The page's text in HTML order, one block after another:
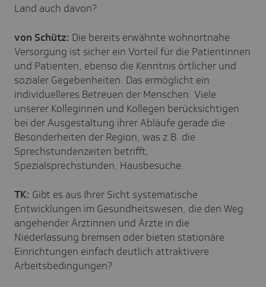
Land auch davon?
von Schütz: Die bereits erwähnte wohnortnahe
Versorgung ist sicher ein Vorteil für die Patientinnen
und Patienten, ebenso die Kenntnis örtlicher und
sozialer Gegebenheiten. Das ermöglicht ein
individuelleres Betreuen der Menschen. Viele
unserer Kolleginnen und Kollegen berücksichtigen
bei der Ausgestaltung ihrer Abläufe gerade die
Besonderheiten der Region, was z.B. die
Sprechstundenzeiten betrifft,
Spezialsprechstunden, Hausbesuche.
TK: Gibt es aus Ihrer Sicht systematische
Entwicklungen im Gesundheitswesen, die den Weg
angehender Ärztinnen und Ärzte in die
Niederlassung bremsen oder bieten stationäre
Einrichtungen einfach deutlich attraktivere
Arbeitsbedingungen?